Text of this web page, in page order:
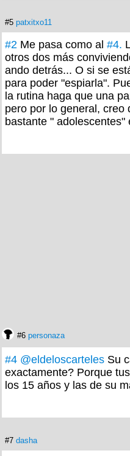
#5 patxitxo11
#2 Me pasa como al #4.
otros dos más
ando detrás... O si se
para poder "espiarla".
la rutina haga que una
pero por lo general, creo
bastante " adolescentes"
#6 personaza
#4 @eldeloscarteles Su
exactamente? Porque
los 15 años y las de su
#7 dasha